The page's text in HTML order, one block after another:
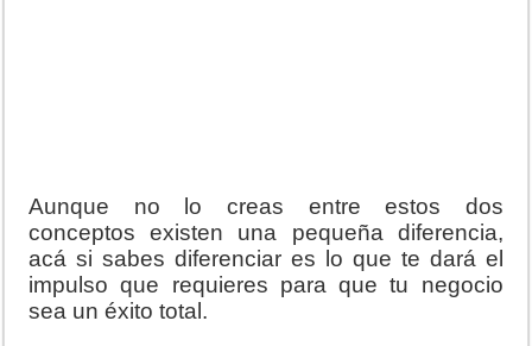
Aunque no lo creas entre estos dos
conceptos existen una pequeña diferencia,
acá si sabes diferenciar es lo que te dará el
impulso que requieres para que tu negocio
sea un éxito total.